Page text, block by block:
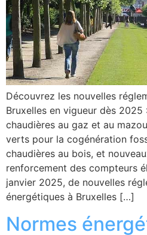
Découvrez les nouvelles
Bruxelles en vigueur dès
chaudières au gaz et au
verts pour la cogénération
chaudières au bois, et
renforcement des compteurs
janvier 2025, de nouvelles
énergétiques à Bruxelles […]
Normes